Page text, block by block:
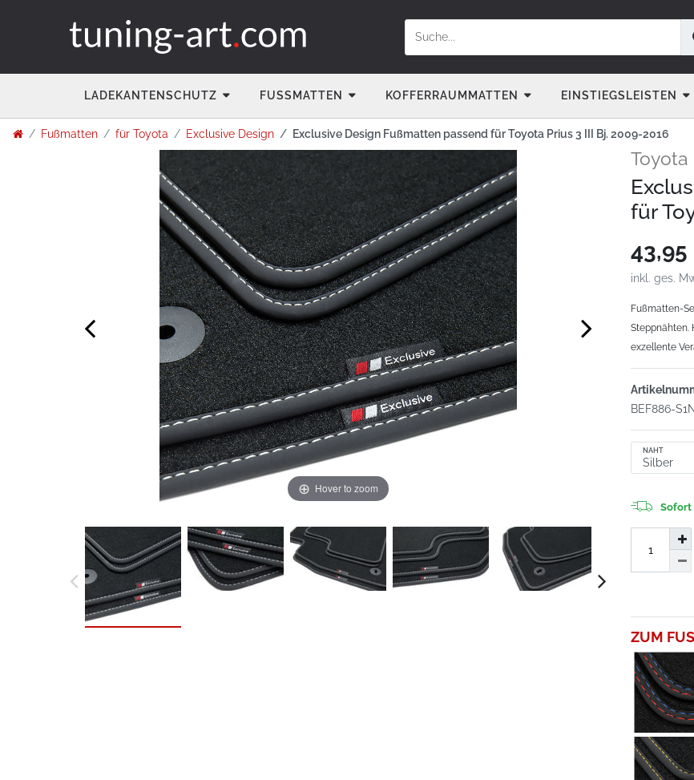
LADEKANTENSCHUTZ FUSSMATTEN KOFFERRAUMMATTEN EINSTIEGSLEISTEN
Fußmatten für Toyota Exclusive Design Exclusive Design Fußmatten passend für Toyota Prius 3 III Bj. 2009-2016
Hover to zoom
Toyota
für
43,95
inkl. ges.
Fußmatten-
Steppnähten.
exzellente
BEF886-S1N
NAHT
Sofort
ZUM